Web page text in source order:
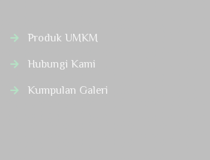
Produk UMKM
Hubungi Kami
Kumpulan Galeri